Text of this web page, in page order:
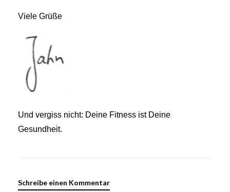
Viele Grüße
Und vergiss nicht: Deine Fitness ist Deine
Gesundheit.
Schreibe einen Kommentar